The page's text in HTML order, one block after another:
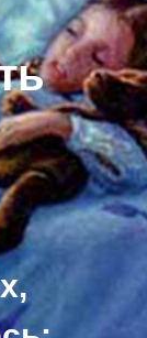
ДЕТЯМ